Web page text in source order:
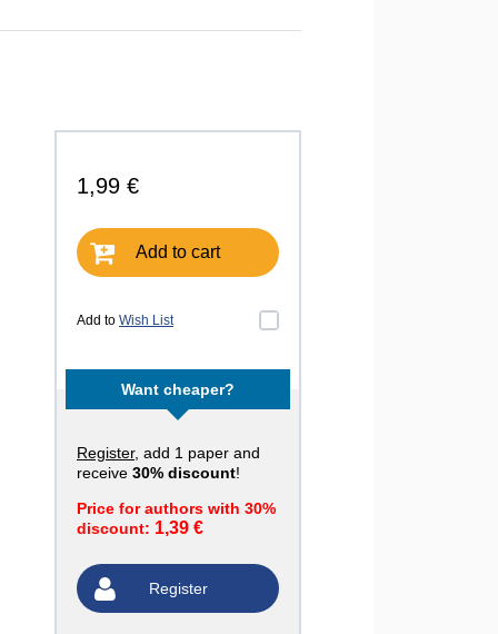
1,99 €
Add to cart
Add to Wish List
Want cheaper?
Register, add 1 paper and
receive 30% discount!
Price for authors with 30%
discount: 1,39 €
Register